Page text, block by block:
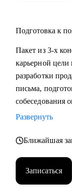
Подготовка к
Пакет из 3-х
карьерной цели
разработки
письма,
собеседования
Развернуть
Ближайшая
Записаться